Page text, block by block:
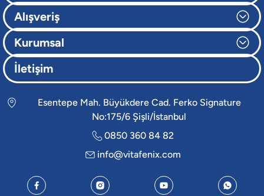
Alışveriş
Kurumsal
İletişim
Esentepe Mah. Büyükdere Cad. Ferko Signature
No:175/6 Şişli/İstanbul
0850 360 84 82
info@vitafenix.com